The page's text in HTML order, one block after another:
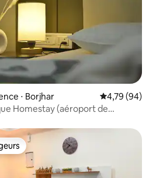
⋅ Borjhar Évaluation
4,79 (94)
Homestay (aéroport de
les plus appréciés